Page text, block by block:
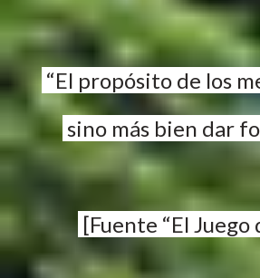
“El propósito de los
sino más bien dar
[Fuente “El